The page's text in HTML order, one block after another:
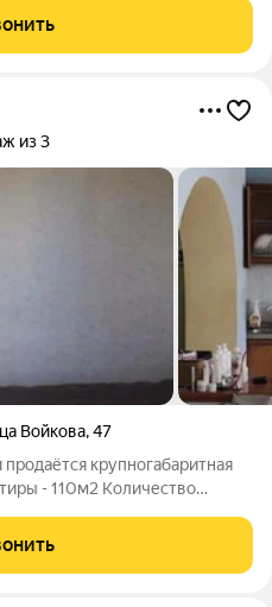
Проект объединил в себе
из 3
Войкова,47
крупногабаритная
- 110м2 Количество
потолков Дом строился в